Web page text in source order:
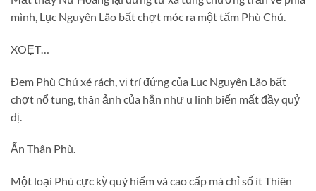
mình, Lục Nguyên Lão bất chợt móc ra một tấm Phù Chú.
XOẸT…
Đem Phù Chú xé rách, vị trí đứng của Lục Nguyên Lão bất
chợt nổ tung, thân ảnh của hắn như u linh biến mất đầy quỷ
dị.
Ẩn Thân Phù.
Một loại Phù cực kỳ quý hiếm và cao cấp mà chỉ số ít Thiên